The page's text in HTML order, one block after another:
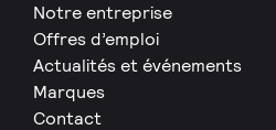
Notre entreprise
Offres d’emploi
Actualités et événements
Marques
Contact